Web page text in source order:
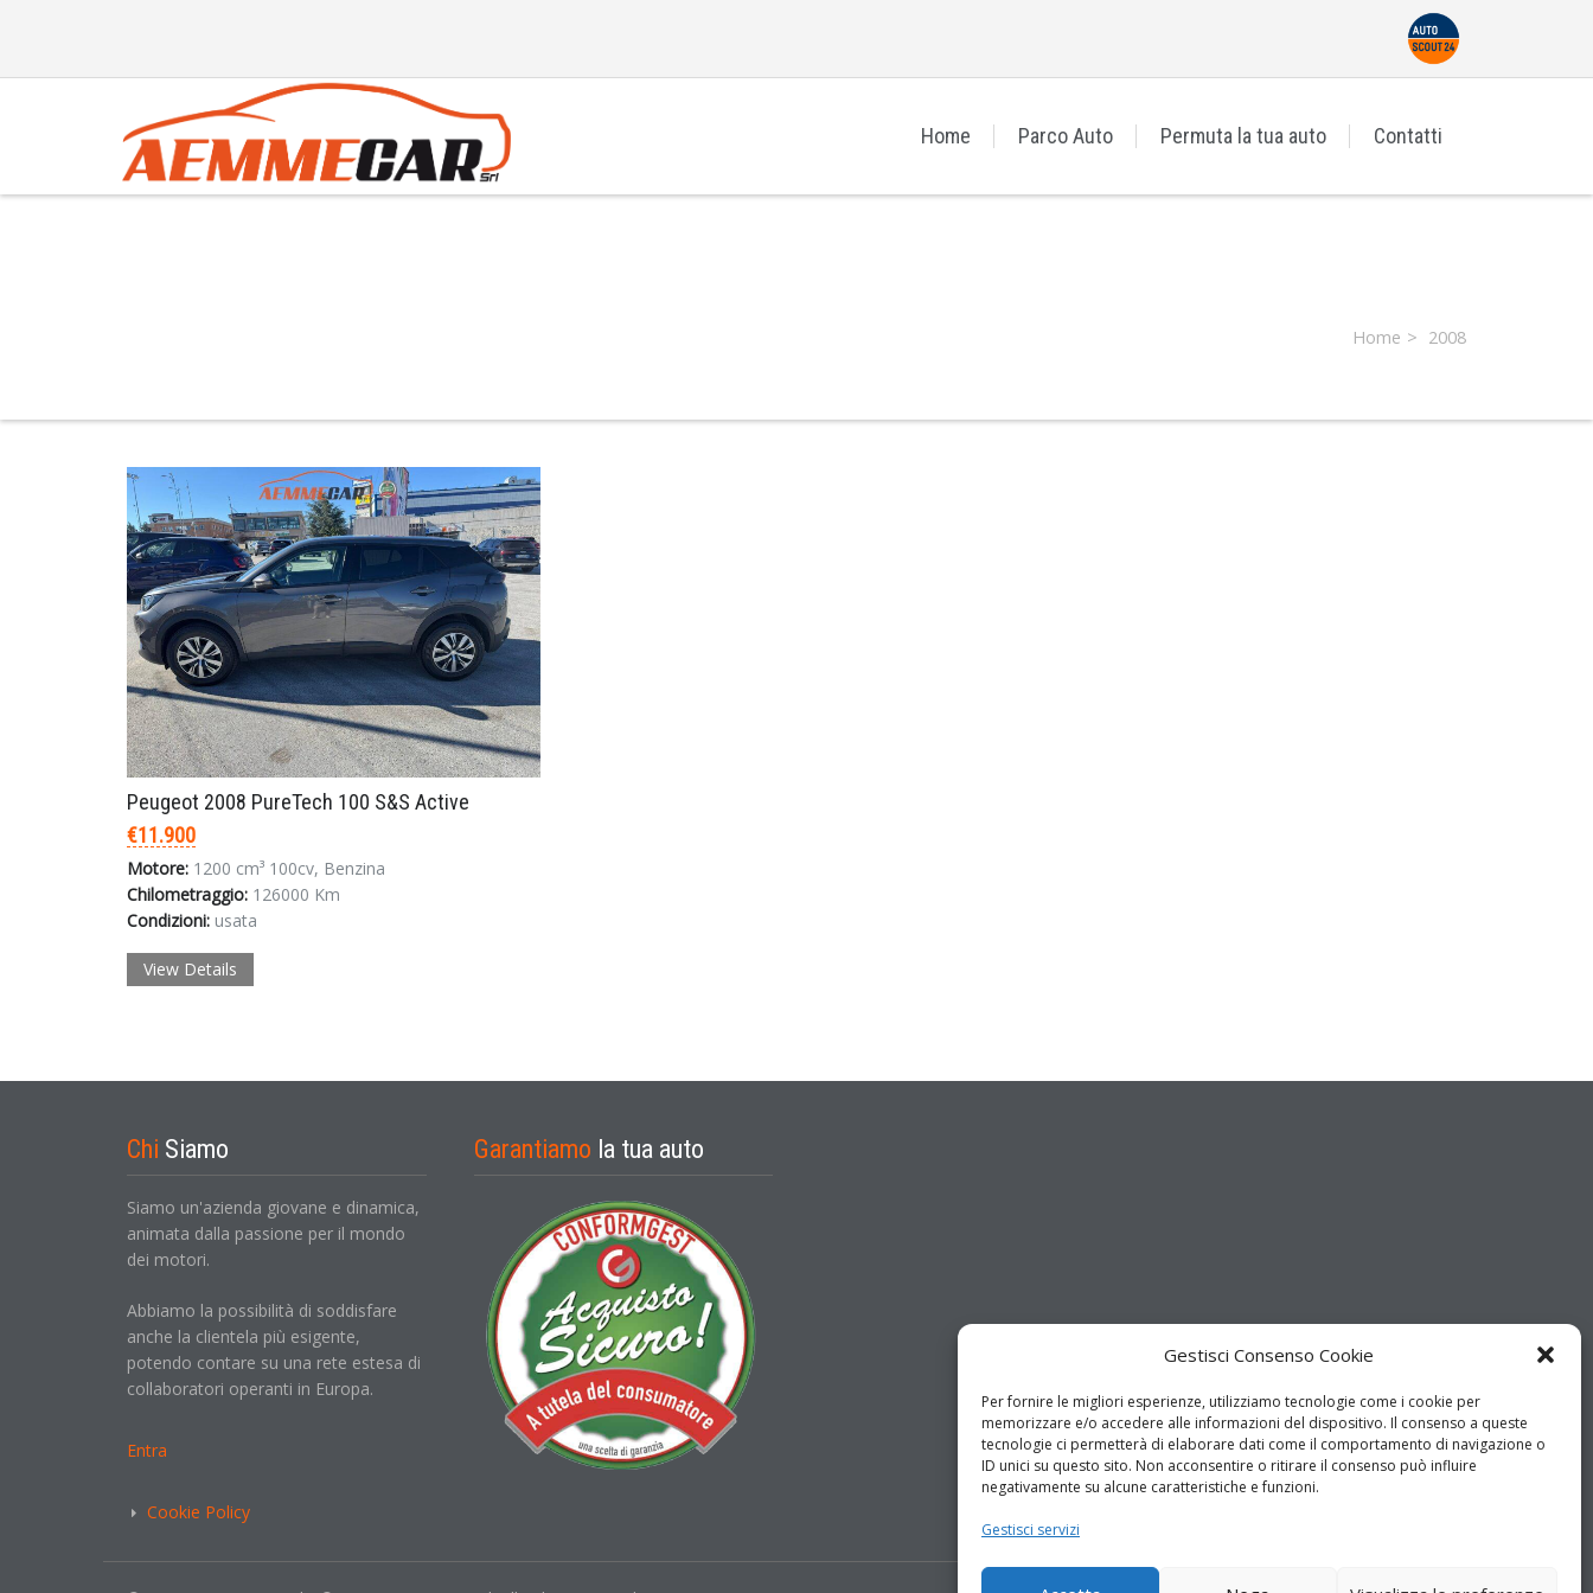
Gestisci Consenso Cookie
Per fornire le migliori esperienze, utilizziamo tecnologie come i cookie per
memorizzare e/o accedere alle informazioni del dispositivo. Il consenso a queste
tecnologie ci permetterà di elaborare dati come il comportamento di navigazione o
ID unici su questo sito. Non acconsentire o ritirare il consenso può influire
negativamente su alcune caratteristiche e funzioni.
Gestisci servizi
Home Parco Auto Permuta la tua auto Contatti
Home 2008
Peugeot 2008 PureTech 100 S&S Active
€11.900
Motore: 1200 cm³ 100cv, Benzina
Chilometraggio: 126000 Km
Condizioni: usata
View Details
Chi Siamo
Siamo un'azienda giovane e dinamica,
animata dalla passione per il mondo
dei motori.
Abbiamo la possibilità di soddisfare
anche la clientela più esigente,
potendo contare su una rete estesa di
collaboratori operanti in Europa.
Entra
Cookie Policy
Garantiamo la tua auto